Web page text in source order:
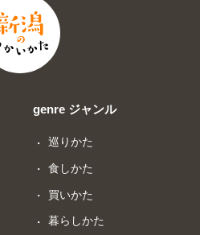
genre ジャンル
巡りかた
食しかた
買いかた
暮らしかた